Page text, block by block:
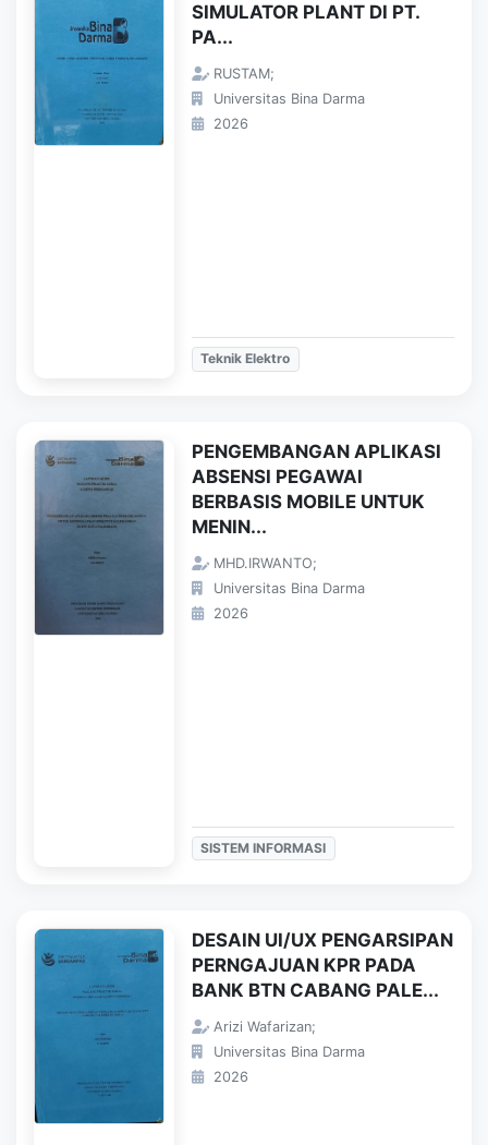
SIMULATOR PLANT DI PT.
PA...
RUSTAM;
Universitas Bina Darma
2026
Teknik Elektro
PENGEMBANGAN APLIKASI
ABSENSI PEGAWAI
BERBASIS MOBILE UNTUK
MENIN...
MHD.IRWANTO;
Universitas Bina Darma
2026
SISTEM INFORMASI
DESAIN UI/UX PENGARSIPAN
PERNGAJUAN KPR PADA
BANK BTN CABANG PALE...
Arizi Wafarizan;
Universitas Bina Darma
2026